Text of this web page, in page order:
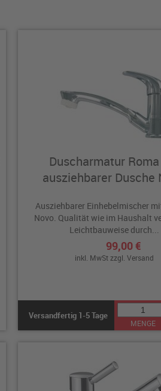
Duscharmatur
ausziehbarer Dusche
Ausziehbarer Einhebelmischer
Novo. Qualität wie im Haushalt
Leichtbauweise durch...
99,00 €
inkl. MwSt zzgl. Versand
Versandfertig 1-5 Tage
MENGE